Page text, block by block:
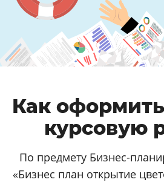
Как
курсовую
По предмету Бизнес-
«Бизнес план открытие